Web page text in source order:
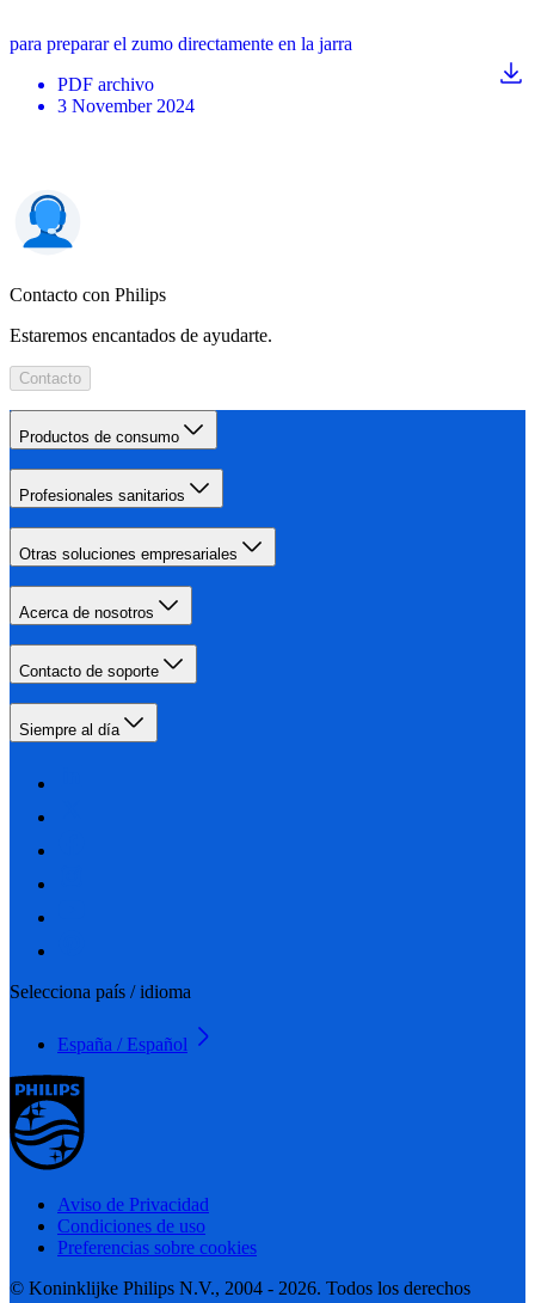
para preparar el zumo directamente en la jarra
PDF archivo
3 November 2024
Contacto con Philips
Estaremos encantados de ayudarte.
Contacto
Productos de consumo
Profesionales sanitarios
Otras soluciones empresariales
Acerca de nosotros
Contacto de soporte
Siempre al día
Selecciona país / idioma
España / Español
Aviso de Privacidad
Condiciones de uso
Preferencias sobre cookies
© Koninklijke Philips N.V., 2004 - 2026. Todos los derechos